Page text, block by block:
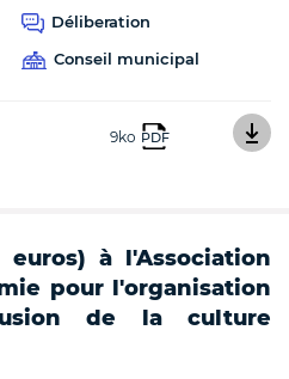
Déliberation
Conseil municipal
9ko PDF
euros) à l'Association
pour l'organisation
de la culture